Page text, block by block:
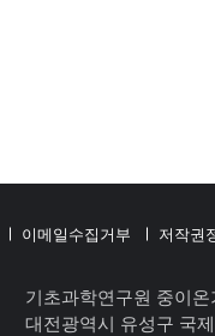
이메일수집거부 저작권
기초과학연구원 중이
대전광역시 유성구 국